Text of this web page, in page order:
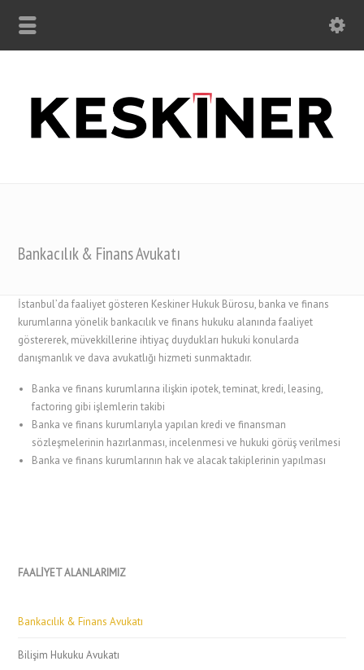
Bankacılık & Finans Avukatı
İstanbul’da faaliyet gösteren Keskiner Hukuk Bürosu, banka ve finans
kurumlarına yönelik bankacılık ve finans hukuku alanında faaliyet
göstererek, müvekkillerine ihtiyaç duydukları hukuki konularda
danışmanlık ve dava avukatlığı hizmeti sunmaktadır.
Banka ve finans kurumlarına ilişkin ipotek, teminat, kredi, leasing,
factoring gibi işlemlerin takibi
Banka ve finans kurumlarıyla yapılan kredi ve finansman
sözleşmelerinin hazırlanması, incelenmesi ve hukuki görüş verilmesi
Banka ve finans kurumlarının hak ve alacak takiplerinin yapılması
FAALİYET ALANLARIMIZ
Bankacılık & Finans Avukatı
Bilişim Hukuku Avukatı